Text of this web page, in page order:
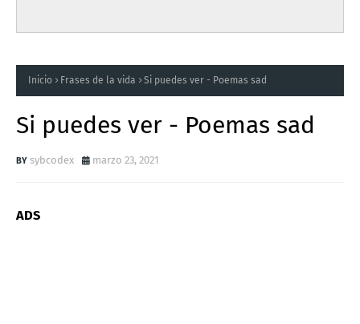
Inicio Frases de la vida Si puedes ver - Poemas sad
Si puedes ver - Poemas sad
sybcodex marzo 23, 2021
ADS